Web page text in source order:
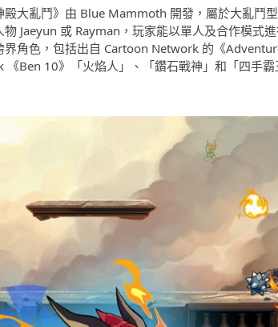
殿大亂鬥》由 Blue Mammoth 開發，屬於大亂鬥
物 Jaeyun 或 Rayman，玩家能以單人及合作模式
界角色，包括出自 Cartoon Network 的《
《Ben 10》「火焰人」、「鑽石戰神」和「四手霸